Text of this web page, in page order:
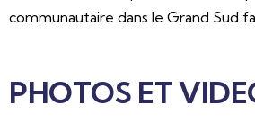
communautaire dans le Grand Sud
PHOTOS ET